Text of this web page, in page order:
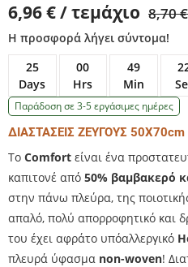
6,96 € / τεμάχιο 8,70 €
Η προσφορά λήγει σύντομα!
25
Days
00
Hrs
49
Min
Παράδοση σε 3-5 εργάσιμες ημέρες
ΔΙΑΣΤΑΣΕΙΣ ΖΕΥΓΟΥΣ 50Χ70cm
Το Comfort είναι ένα
καπιτονέ από 50% βαμβακερό
στην πάνω πλεύρα, της
απαλό, πολύ απορροφητικό και
του έχει αφράτο υπόαλλεργικό
πλευρά ύφασμα non-woven!